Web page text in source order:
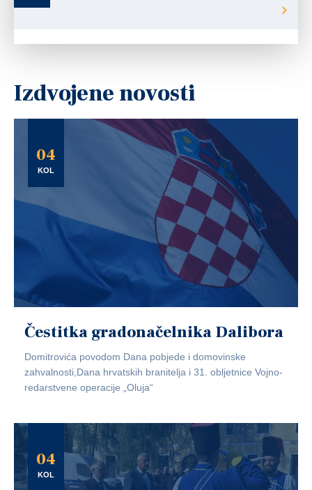
Izdvojene novosti
04
KOL
Čestitka gradonačelnika Dalibora
Domitrovića povodom Dana pobjede i domovinske
zahvalnosti,Dana hrvatskih branitelja i 31. obljetnice Vojno-
redarstvene operacije „Oluja“
04
KOL